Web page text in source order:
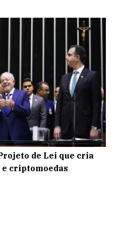
de Lei que cria
criptomoedas